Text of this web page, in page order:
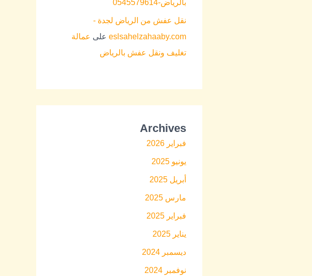
بالرياض-0545579614
نقل عفش من الرياض لجدة -
eslsahelzahaaby.com على عمالة
تغليف ونقل عفش بالرياض
Archives
فبراير 2026
يونيو 2025
أبريل 2025
مارس 2025
فبراير 2025
يناير 2025
ديسمبر 2024
نوفمبر 2024